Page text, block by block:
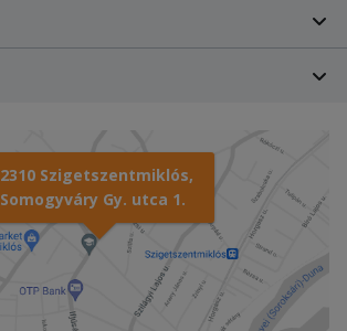
2310 Szigetszentmiklós,
Somogyváry Gy. utca 1.